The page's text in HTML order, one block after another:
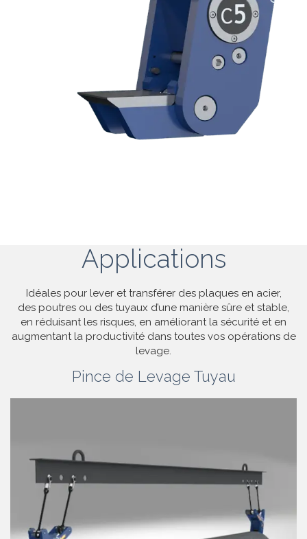
Applications
Idéales pour lever et transférer des plaques en acier,
des poutres ou des tuyaux d’une manière sûre et stable,
en réduisant les risques, en améliorant la sécurité et en
augmentant la productivité dans toutes vos opérations de
levage.
Pince de Levage Tuyau